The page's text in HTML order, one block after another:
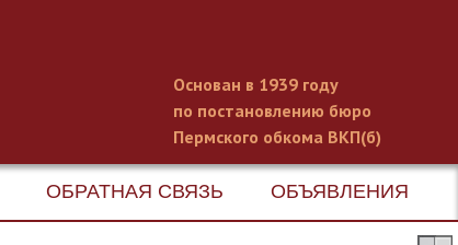
Основан в 1939 году
по постановлению бюро
Пермского обкома ВКП(б)
ОБРАТНАЯ СВЯЗЬ ОБЪЯВЛЕНИЯ